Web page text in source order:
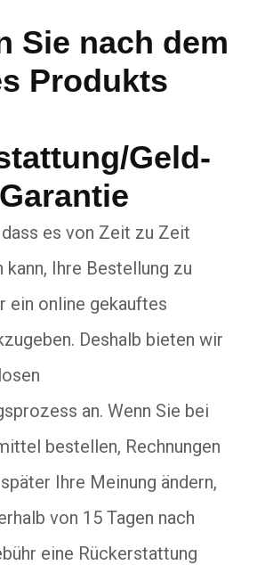
Sie nach dem
Produkts
Geld-
es von Zeit zu Zeit
Ihre Bestellung zu
ein online gekauftes
Deshalb bieten wir
an. Wenn Sie bei
bestellen, Rechnungen
Ihre Meinung ändern,
von 15 Tagen nach
eine Rückerstattung